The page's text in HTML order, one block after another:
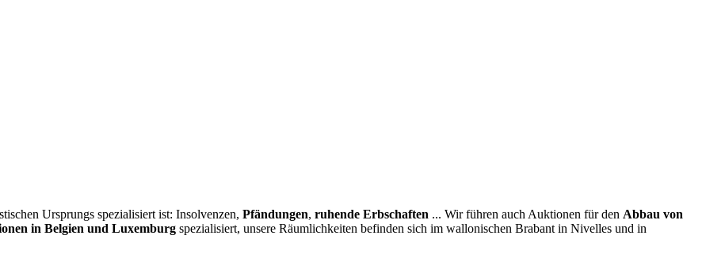
Ursprungs spezialisiert ist: Insolvenzen, Pfändungen, ruhende Erbschaften ... Wir führen auch Auktionen für den Abbau von
in Belgien und Luxemburg spezialisiert, unsere Räumlichkeiten befinden sich im wallonischen Brabant in Nivelles und in